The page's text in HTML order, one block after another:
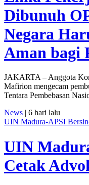
Dibunuh
Negara
Aman bagi
JAKARTA – Anggota
Mafirion mengecam
Tentara Pembebasan
News | 6 hari lalu
UIN Madura-APSI
UIN
Cetak